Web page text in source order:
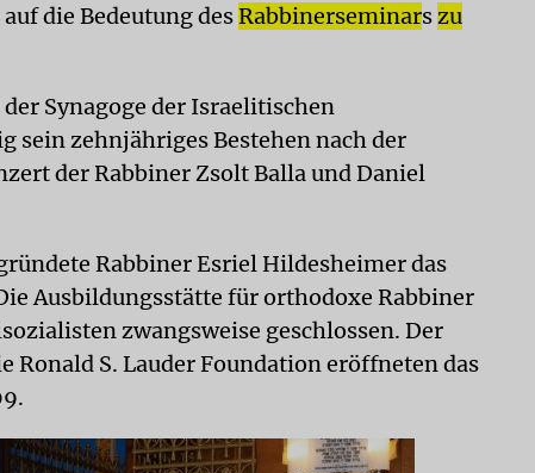
die Bedeutung desRabbinerseminarszu
Synagoge der Israelitischen
sein zehnjähriges Bestehen nach der
der Rabbiner Zsolt Balla und Daniel
Rabbiner Esriel Hildesheimer das
Ausbildungsstätte für orthodoxe Rabbiner
zwangsweise geschlossen. Der
Ronald S. Lauder Foundation eröffneten das